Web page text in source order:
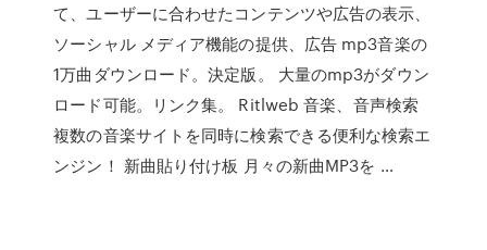
て、ユーザーに合わせたコンテンツや広告の表示、
ソーシャル メディア機能の提供、広告 mp3音楽の
1万曲ダウンロード。決定版。 大量のmp3がダウン
ロード可能。リンク集。 Ritlweb 音楽、音声検索
複数の音楽サイトを同時に検索できる便利な検索エ
ンジン！ 新曲貼り付け板 月々の新曲MP3を …